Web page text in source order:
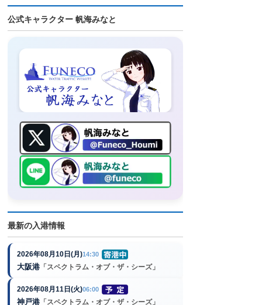
公式キャラクター 帆海みなと
最新の入港情報
2026年08月10日(月)14:30
大阪港 「スペクトラム・オブ・ザ・シーズ」
2026年08月11日(火)06:00
神戸港 「スペクトラム・オブ・ザ・シーズ」